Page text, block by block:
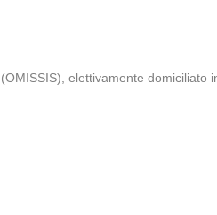
elettivamente